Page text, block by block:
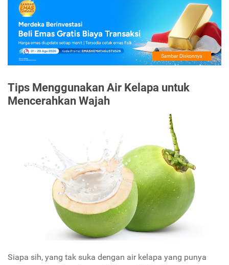
Tips Menggunakan Air Kelapa untuk
Mencerahkan Wajah
Siapa sih, yang tak suka dengan air kelapa yang punya